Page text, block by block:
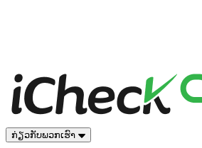
ກ່ຽວກັບພວກເຮົາ